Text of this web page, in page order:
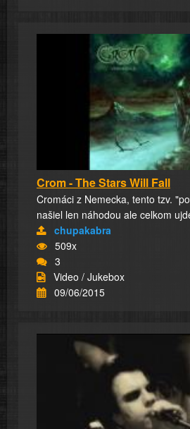
Crom - The Stars Will Fall
Cromáci z Nemecka, tento tzv.
našiel len náhodou ale celkom
chupakabra
509x
3
Video / Jukebox
09/06/2015